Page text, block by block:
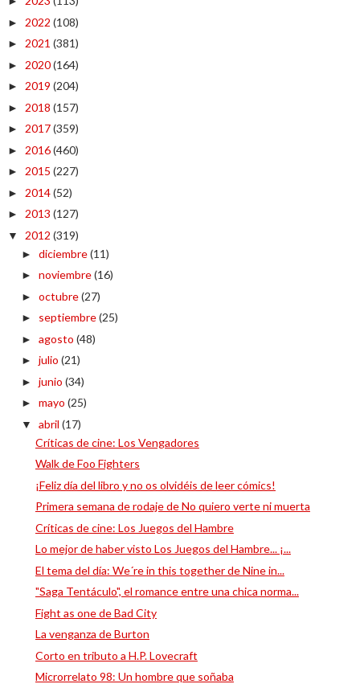
► 2022 (108)
► 2021 (381)
► 2020(164)
► 2019 (204)
► 2018 (157)
► 2017(359)
► 2016(460)
► 2015 (227)
► 2014(52)
► 2013 (127)
▼ 2012 (319)
► diciembre(11)
► noviembre(16)
► octubre(27)
► septiembre(25)
► agosto (48)
► julio (21)
► junio (34)
► mayo (25)
▼ abril (17)
Críticas de cine: Los Vengadores
Walk de Foo Fighters
¡Feliz día del libro y no os olvidéis de leer cómics!
Primera semana de rodaje de No quiero verte ni muerta
Críticas de cine: Los Juegos del Hambre
Lo mejor de haber visto Los Juegos del Hambre... ¡...
El tema del día: We´re in this together de Nine in...
"Saga Tentáculo", el romance entre una chica norma...
Fight as one de Bad City
La venganza de Burton
Corto en tributo a H.P. Lovecraft
Microrrelato 98: Un hombre que soñaba